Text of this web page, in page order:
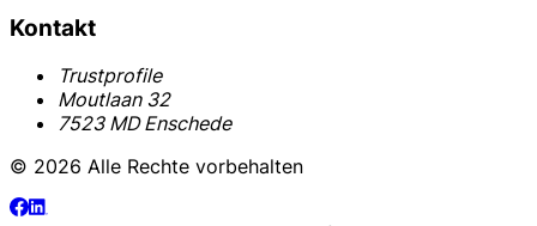
Kontakt
Trustprofile
Moutlaan 32
7523 MD Enschede
© 2026 Alle Rechte vorbehalten